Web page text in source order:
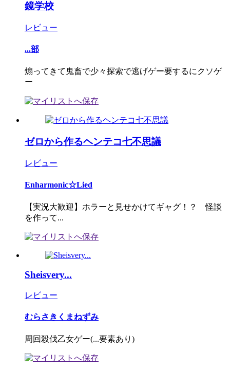
鏡学校
レビュー
...部
煽ってきて鬼畜で少々探索で逃げゲー要するにクソゲ
ー
ゼロから作るヘンテコ七不思議
レビュー
Enharmonic☆Lied
【実況大歓迎】ホラーと見せかけてギャグ！？ 怪談
を作って...
Sheisvery...
レビュー
むらさきくまねずみ
周回殺伐乙女ゲー(...要素あり)